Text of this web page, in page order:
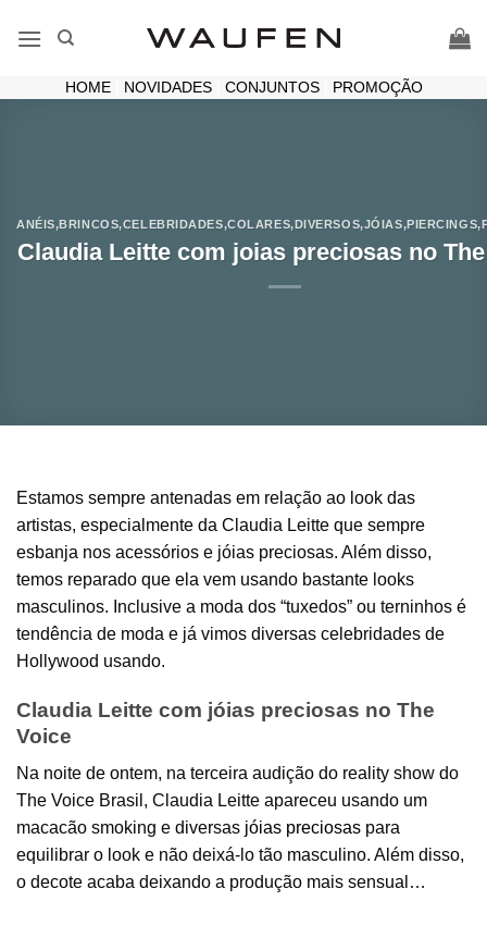
HOME| NOVIDADES| CONJUNTOS| PROMOÇÃO
ANÉIS,BRINCOS,CELEBRIDADES,COLARES,DIVERSOS,JÓIAS,PIERCINGS,
Claudia Leitte com joias preciosas no
Estamos sempre antenadas em relação ao look das
artistas, especialmente da Claudia Leitte que sempre
esbanja nos acessórios e jóias preciosas. Além disso,
temos reparado que ela vem usando bastante looks
masculinos. Inclusive a moda dos “tuxedos” ou terninhos é
tendência de moda e já vimos diversas celebridades de
Hollywood usando.
Claudia Leitte com jóias preciosas no The
Voice
Na noite de ontem, na terceira audição do reality show do
The Voice Brasil, Claudia Leitte apareceu usando um
macacão smoking e diversas jóias preciosas para
equilibrar o look e não deixá-lo tão masculino. Além disso,
o decote acaba deixando a produção mais sensual…